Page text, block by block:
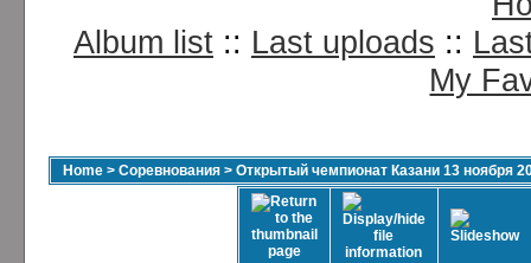
Album list :: Last uploads ::
My
Home > Соревнования > Открытый чемпионат Казани 13 ноября